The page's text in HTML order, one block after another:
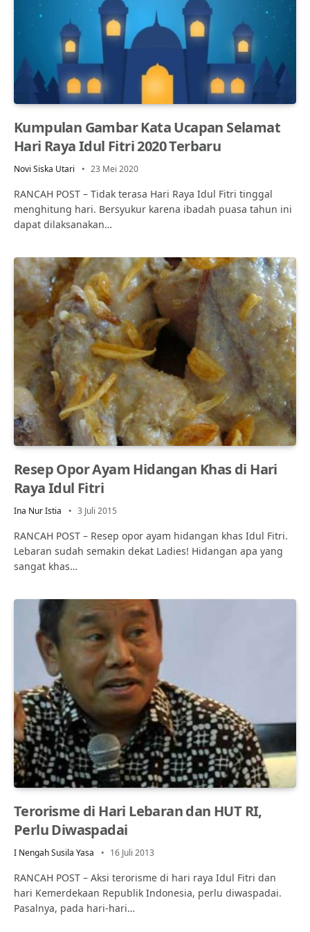
Kumpulan Gambar Kata Ucapan Selamat
Hari Raya Idul Fitri 2020 Terbaru
Novi Siska Utari 23 Mei 2020
RANCAH POST – Tidak terasa Hari Raya Idul Fitri tinggal
menghitung hari. Bersyukur karena ibadah puasa tahun ini
dapat dilaksanakan…
Resep Opor Ayam Hidangan Khas di Hari
Raya Idul Fitri
Ina Nur Istia 3 Juli 2015
RANCAH POST – Resep opor ayam hidangan khas Idul Fitri.
Lebaran sudah semakin dekat Ladies! Hidangan apa yang
sangat khas…
Terorisme di Hari Lebaran dan HUT RI,
Perlu Diwaspadai
I Nengah Susila Yasa 16 Juli 2013
RANCAH POST – Aksi terorisme di hari raya Idul Fitri dan
hari Kemerdekaan Republik Indonesia, perlu diwaspadai.
Pasalnya, pada hari-hari…